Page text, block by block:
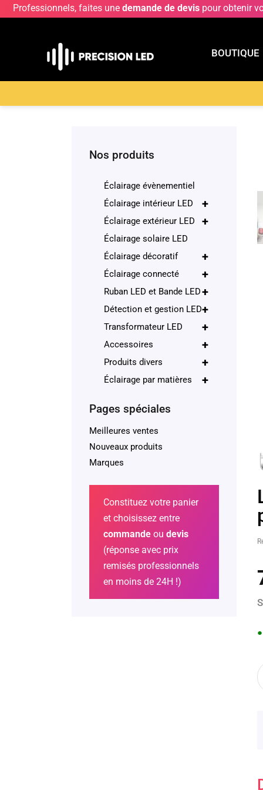
Professionnels, faites une demande de devis pour obtenir
BOUTIQUE
●
Nos produits
Éclairage évènementiel
+
Éclairage intérieur LED
+
Éclairage extérieur LED
Éclairage solaire LED
+
Éclairage décoratif
+
Éclairage connecté
+
Ruban LED et Bande LED
+
Détection et gestion LED
+
Transformateur LED
+
Accessoires
+
Produits divers
+
Éclairage par matières
Pages spéciales
Meilleures ventes
Nouveaux produits
Marques
Constituez votre panier
et choisissez entre
commande ou devis
(réponse avec prix
remisés professionnels
en moins de 24H !)